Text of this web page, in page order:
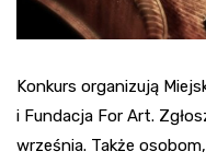
Konkurs organizują
i Fundacja For Art.
września. Także